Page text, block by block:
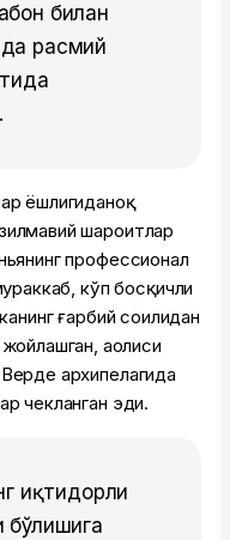
билан
расмий
ёшлигиданоқ
шароитлар
профессионал
кўп босқичли
ғарбий соҳилидан
аҳолиси
архипелагида
чекланган эди.
иқтидорли
бўлишига